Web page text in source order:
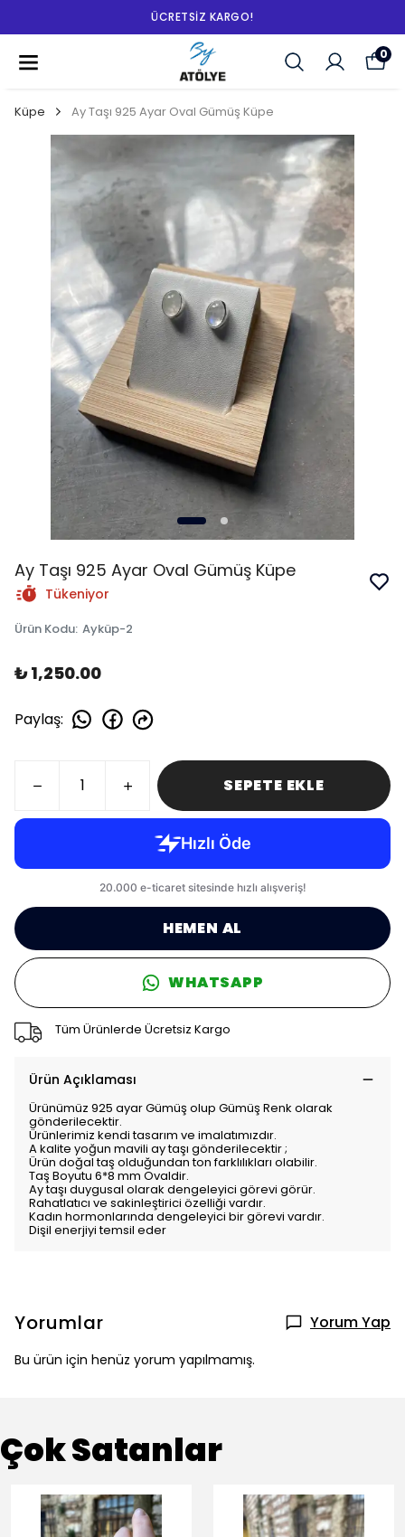
ÜCRETSIZ KARGO!
0
Küpe Ay Taşı 925 Ayar Oval Gümüş Küpe
Ay Taşı 925 Ayar Oval Gümüş Küpe
Tükeniyor
Ürün Kodu: Ayküp-2
₺ 1,250.00
Paylaş:
SEPETE EKLE
HEMEN AL
WHATSAPP
Tüm Ürünlerde Ücretsiz Kargo
Ürün Açıklaması
Ürünümüz 925 ayar Gümüş olup Gümüş Renk olarak
gönderilecektir.
Ürünlerimiz kendi tasarım ve imalatımızdır.
A kalite yoğun mavili ay taşı gönderilecektir ;
Ürün doğal taş olduğundan ton farklılıkları olabilir.
Taş Boyutu 6*8 mm Ovaldir.
Ay taşı duygusal olarak dengeleyici görevi görür.
Rahatlatıcı ve sakinleştirici özelliği vardır.
Kadın hormonlarında dengeleyici bir görevi vardır.
Dişil enerjiyi temsil eder
Yorumlar Yorum Yap
Bu ürün için henüz yorum yapılmamış.
Çok Satanlar